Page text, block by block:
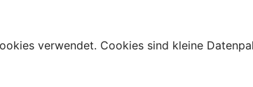
verwendet. Cookies sind kleine